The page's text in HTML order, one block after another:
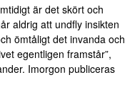
är det skört och
aldrig att undfly insikten
ömtåligt det invanda och
egentligen framstår”,
Imorgon publiceras